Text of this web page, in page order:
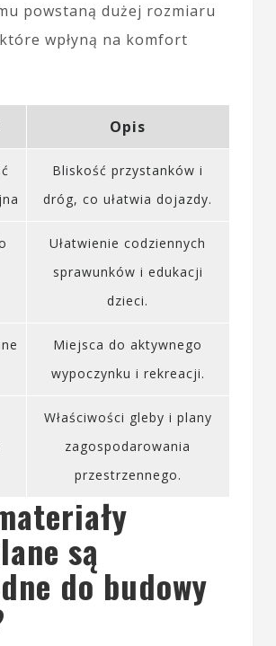
powstaną dużej rozmiaru
wpłyną na komfort
Opis
Bliskość przystanków i
dróg, co ułatwia dojazdy.
Ułatwienie codziennych
sprawunków i edukacji
dzieci.
Miejsca do aktywnego
wypoczynku i rekreacji.
Właściwości gleby i plany
zagospodarowania
przestrzennego.
są
do budowy